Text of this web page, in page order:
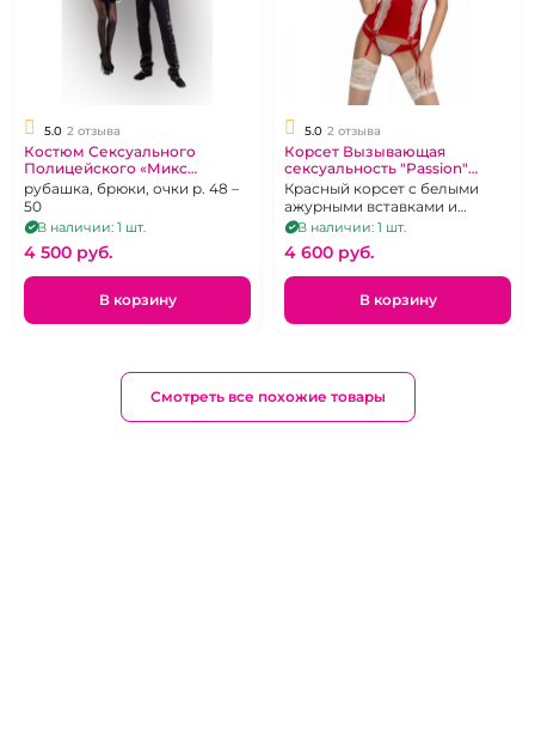
5.0 2 отзыва
Костюм Сексуального
Полицейского «Микс
Фантазий»
рубашка, брюки, очки р. 48 –
50
В наличии: 1 шт.
4 500 pуб.
В корзину
5.0 2 отзыва
Корсет Вызывающая
сексуальность "Passion"
Lorane
Красный корсет с белыми
ажурными вставками и
пажами для чулок, р. 44-46
В наличии: 1 шт.
4 600 pуб.
В корзину
Смотреть все похожие товары